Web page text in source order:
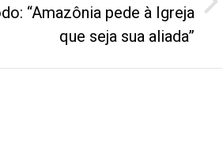
“Amazônia pede à Igreja
que seja sua aliada”